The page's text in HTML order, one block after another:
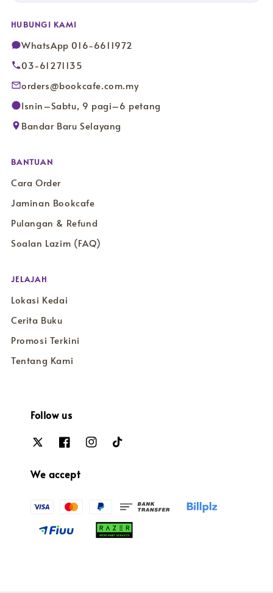
HUBUNGI KAMI
WhatsApp 016-6611972
03-61271135
orders@bookcafe.com.my
Isnin–Sabtu, 9 pagi–6 petang
Bandar Baru Selayang
BANTUAN
Cara Order
Jaminan Bookcafe
Pulangan & Refund
Soalan Lazim (FAQ)
JELAJAH
Lokasi Kedai
Cerita Buku
Promosi Terkini
Tentang Kami
Follow us
We accept